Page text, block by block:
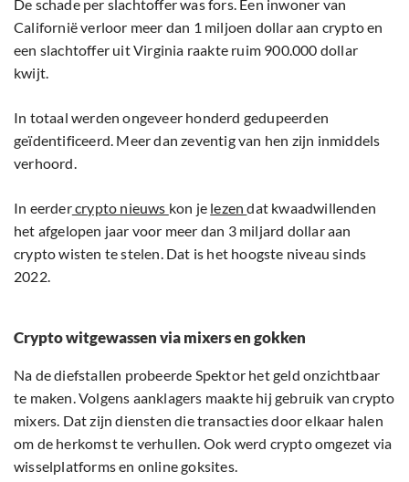
De schade per slachtoffer was fors. Een inwoner van
Californië verloor meer dan 1 miljoen dollar aan crypto en
een slachtoffer uit Virginia raakte ruim 900.000 dollar
kwijt.
In totaal werden ongeveer honderd gedupeerden
geïdentificeerd. Meer dan zeventig van hen zijn inmiddels
verhoord.
In eerdercrypto nieuws kon je lezendat kwaadwillenden
het afgelopen jaar voor meer dan 3 miljard dollar aan
crypto wisten te stelen. Dat is het hoogste niveau sinds
2022.
Crypto witgewassen via mixers en gokken
Na de diefstallen probeerde Spektor het geld onzichtbaar
te maken. Volgens aanklagers maakte hij gebruik van crypto
mixers. Dat zijn diensten die transacties door elkaar halen
om de herkomst te verhullen. Ook werd crypto omgezet via
wisselplatforms en online goksites.